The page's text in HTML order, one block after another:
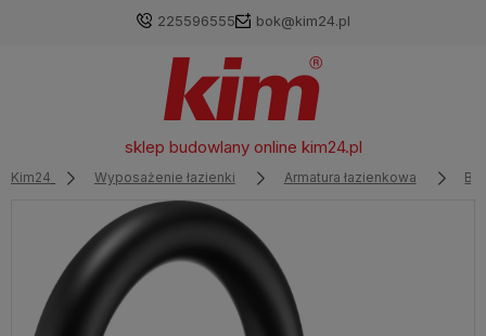
225596555 bok@kim24.pl
sklep budowlany online kim24.pl
Kim24 Wyposażenie łazienki Armatura łazienkowa